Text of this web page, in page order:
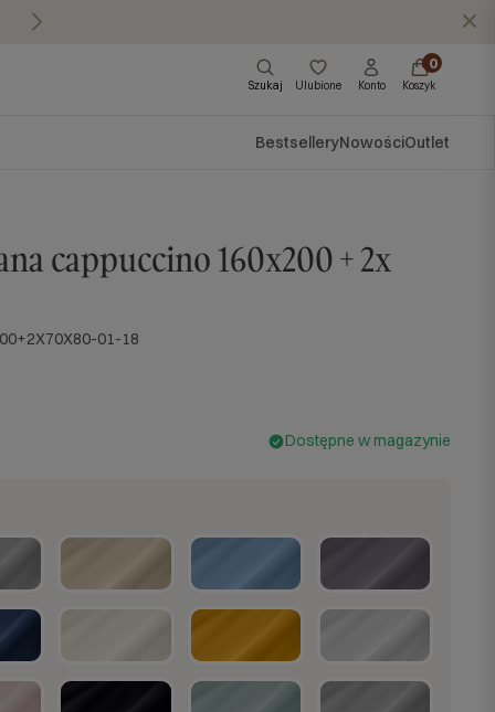
Zadzwoń do nas: 570
X
Szukaj Ulubione Konto
0
Koszyk
BestselleryNowościOutlet
cappuccino 160x200 + 2x
01-18
Dostępne w magazynie